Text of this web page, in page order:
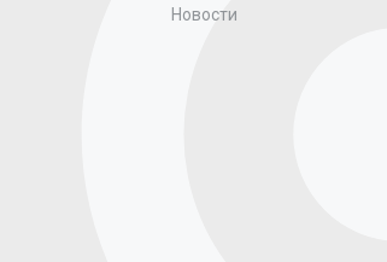
Новости